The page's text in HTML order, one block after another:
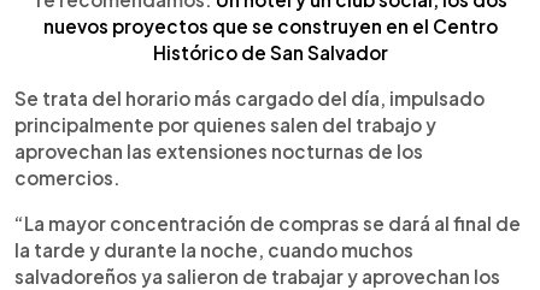
nuevos proyectos que se construyen en el Centro
Histórico de San Salvador
Se trata del horario más cargado del día, impulsado
principalmente por quienes salen del trabajo y
aprovechan las extensiones nocturnas de los
comercios.
“La mayor concentración de compras se dará al final de
la tarde y durante la noche, cuando muchos
salvadoreños ya salieron de trabajar y aprovechan los